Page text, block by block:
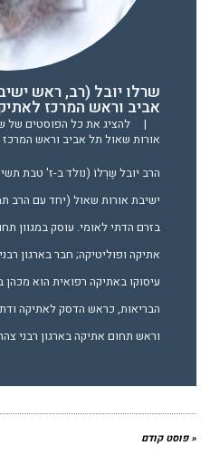
שרלו יובל (רב, ראש
אביב וראש המרכז
|
להציג את כל הפוסטים של
אורות שאול תל אביב וראש המרכז
ישיבת אורות שאול (יחד עם הרב
בזרם הדתי לאומי. עוסק במגוון
אתיקה ופוליטיקה; חבר בארגון
עיסוקו באתיקה רפואית הוא
הבריאות, כראש הדסק לאתיקה
וראש תחום אתיקה בארגון רבני
« פוסט קודם